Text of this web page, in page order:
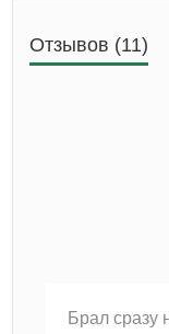
Отзывов (11)
Брал сразу